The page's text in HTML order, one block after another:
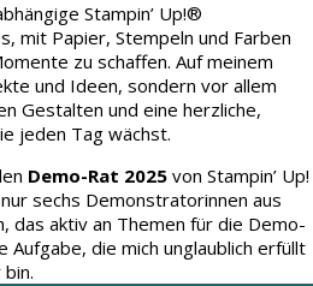
Stampin’ Up!®
mit Papier, Stempeln und Farben
zu schaffen. Auf meinem
und Ideen, sondern vor allem
Gestalten und eine herzliche,
jeden Tag wächst.
Demo-Rat 2025 von Stampin’ Up!
sechs Demonstratorinnen aus
das aktiv an Themen für die Demo-
Aufgabe, die mich unglaublich erfüllt